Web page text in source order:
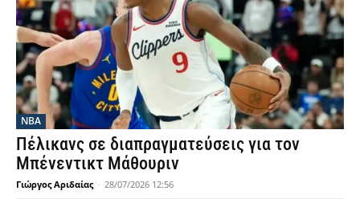
NBA
Πέλικανς σε διαπραγματεύσεις για τον
Μπένεντικτ Μάθουριν
Γιώργος Αριδαίας - 28/07/2026 12:56